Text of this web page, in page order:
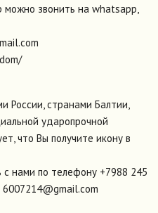
звонить на whatsapp,
России, странами Балтии,
ударопрочной
что Вы получите икону в
с нами по телефону +7988 245